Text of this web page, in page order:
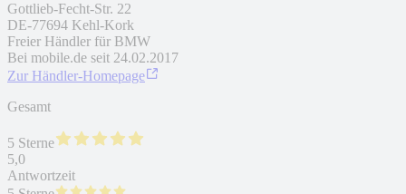
Gottlieb-Fecht-Str. 22
DE-77694 Kehl-Kork
Freier Händler für BMW
Bei mobile.de seit 24.02.2017
Zur Händler-Homepage
Gesamt
5 Sterne
5,0
Antwortzeit